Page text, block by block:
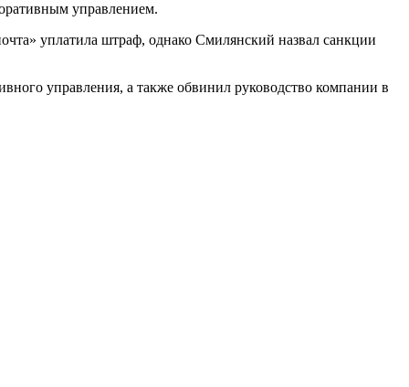
управлением.
уплатила штраф, однако Смилянский назвал санкции
управления, а также обвинил руководство компании в